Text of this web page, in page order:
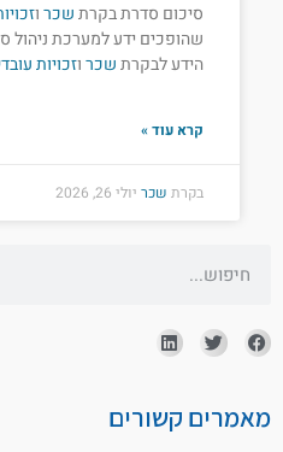
מאמרים קשורים
סיכום סדרת בקרתשכרו
הידע לבקרתשכרוזכויות
קרא עוד »
בקרתשכריולי 26, 2026